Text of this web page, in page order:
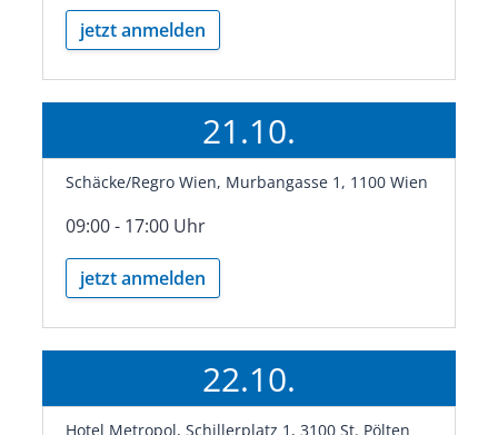
jetzt anmelden
21.10.
Schäcke/Regro Wien, Murbangasse 1, 1100 Wien
09:00 - 17:00 Uhr
jetzt anmelden
22.10.
Hotel Metropol, Schillerplatz 1, 3100 St. Pölten